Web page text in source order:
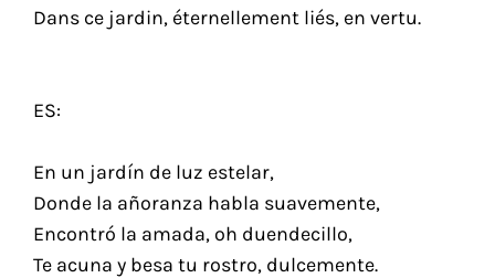
Dans ce jardin, éternellement liés, en vertu.
ES:
En un jardín de luz estelar,
Donde la añoranza habla suavemente,
Encontró la amada, oh duendecillo,
Te acuna y besa tu rostro, dulcemente.